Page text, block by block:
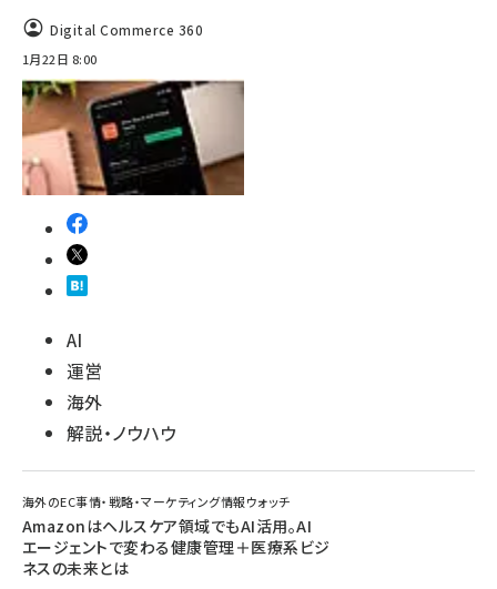
Digital Commerce 360
1月22日 8:00
AI
運営
海外
解説・ノウハウ
海外のEC事情・戦略・マーケティング情報ウォッチ
Amazonはヘルスケア領域でもAI活用。AI
エージェントで変わる健康管理＋医療系ビジ
ネスの未来とは